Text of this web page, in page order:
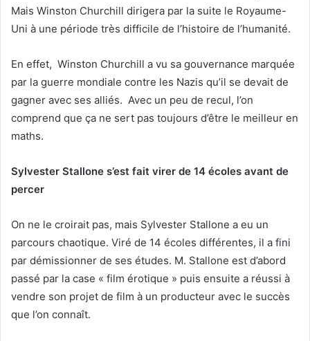
Mais Winston Churchill dirigera par la suite le Royaume-
Uni à une période très difficile de l’histoire de l’humanité.
En effet, Winston Churchill a vu sa gouvernance marquée
par la guerre mondiale contre les Nazis qu’il se devait de
gagner avec ses alliés. Avec un peu de recul, l’on
comprend que ça ne sert pas toujours d’être le meilleur en
maths.
Sylvester Stallone s’est fait virer de 14 écoles avant de
percer
On ne le croirait pas, mais Sylvester Stallone a eu un
parcours chaotique. Viré de 14 écoles différentes, il a fini
par démissionner de ses études. M. Stallone est d’abord
passé par la case « film érotique » puis ensuite a réussi à
vendre son projet de film à un producteur avec le succès
que l’on connaît.